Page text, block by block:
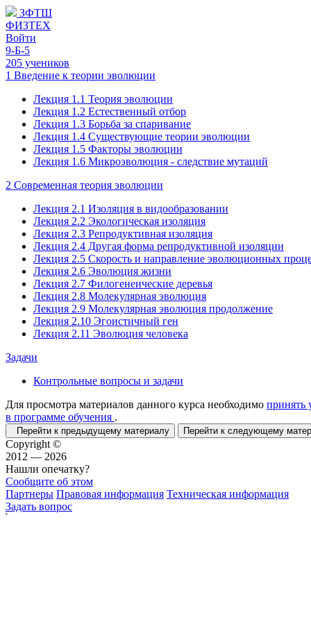
ЗФТШ
ФИЗТЕХ
Войти
9-Б-5
205 учеников
1 Введение к теории эволюции
Лекция 1.1 Теория эволюции
Лекция 1.2 Естественный отбор
Лекция 1.3 Борьба за спаривание
Лекция 1.4 Существующие теории эволюции
Лекция 1.5 Факторы эволюции
Лекция 1.6 Микроэволюция - следствие мутаций
2 Современная теория эволюции
Лекция 2.1 Изоляция в видообразовании
Лекция 2.2 Экологическая изоляция
Лекция 2.3 Репродуктивная изоляция
Лекция 2.4 Другая форма репродуктивной изоляции
Лекция 2.5 Скорость и направление эволюционных
Лекция 2.6 Эволюция жизни
Лекция 2.7 Филогенеические деревья
Лекция 2.8 Молекулярная эволюция
Лекция 2.9 Молекулярная эволюция продолжение
Лекция 2.10 Эгоистичный ген
Лекция 2.11 Эволюция человека
Задачи
Контрольные вопросы и задачи
Для просмотра материалов данного курса необходимо принять
в программе обучения .
Перейти к предыдущему материалу Перейти к следующему
Copyright ©
2012 — 2026
Нашли опечатку?
Сообщите об этом
Партнеры Правовая информация Техническая информация
Задать вопрос